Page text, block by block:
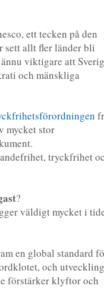
ett tecken på den
sett allt fler länder bli
viktigare att
och mänskliga
mycket stor
tryckfrihet
?
väldigt mycket i
en global standard
och
förstärker klyftor och